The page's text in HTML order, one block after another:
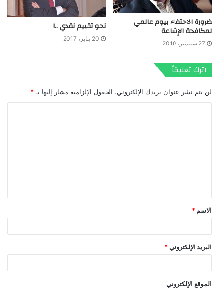
ضرورة الاحتفاء بيوم عالمي
لمكافحة الإشاعة
27 سبتمبر، 2019
نحو تقييم نقدي ..!
20 يناير، 2017
اترك تعليقاً
لن يتم نشر عنوان بريدك الإلكتروني. الحقول الإلزامية مشار إليها بـ *
الاسم *
البريد الإلكتروني *
الموقع الإلكتروني